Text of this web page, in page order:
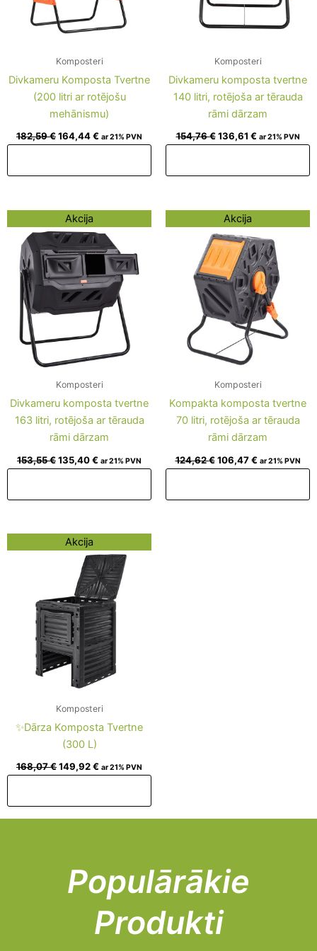
Komposteri
Divkameru Komposta Tvertne
(200 litri ar rotējošu
mehānismu)
182,59€164,44€ ar 21% PVN
Komposteri
Divkameru komposta tvertne
140 litri, rotējoša ar tērauda
rāmi dārzam
154,76€ 136,61 € ar 21% PVN
Akcija
Komposteri
Divkameru komposta tvertne
163 litri, rotējoša ar tērauda
rāmi dārzam
153,55€
Original
price
was:
153,55 €.
135,40€
price
is:
135,40 €.
ar 21% PVN
Akcija
Komposteri
Kompakta komposta tvertne
70 litri, rotējoša ar tērauda
rāmi dārzam
124,62€
Original
price
was:
124,62 €.
106,47€
price
is:
106,47 €.
ar 21% PVN
Akcija
Komposteri
✨Dārza Komposta Tvertne
(300 L)
168,07€
Original
price
168,07 €.
149,92€
price
is:
149,92 €.
ar 21% PVN
Populārākie
Produkti